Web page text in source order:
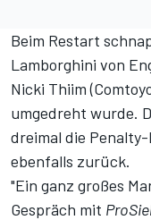
Beim Restart
Lamborghini von
Nicki Thiim
umgedreht wurde.
dreimal die
ebenfalls zurück.
"Ein ganz großes
Gespräch mit